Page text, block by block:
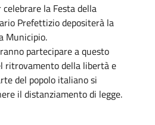
la Festa della
Prefettizio depositerà la
Municipio.
partecipare a questo
ritrovamento della libertà e
del popolo italiano si
il distanziamento di legge.